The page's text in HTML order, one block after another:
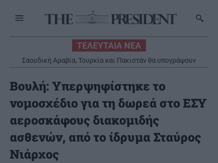
ΤΕΛΕΥΤΑΙΑ ΝΕΑ
Σαουδική Αραβία, Τουρκία και Πακιστάν θα υπογράψουν
αμυντική συμφωνία
Βουλή: Υπερψηφίστηκε το
νομοσχέδιο για τη δωρεά στο ΕΣΥ
αεροσκάφους διακομιδής
ασθενών, από το ίδρυμα Σταύρος
Νιάρχος